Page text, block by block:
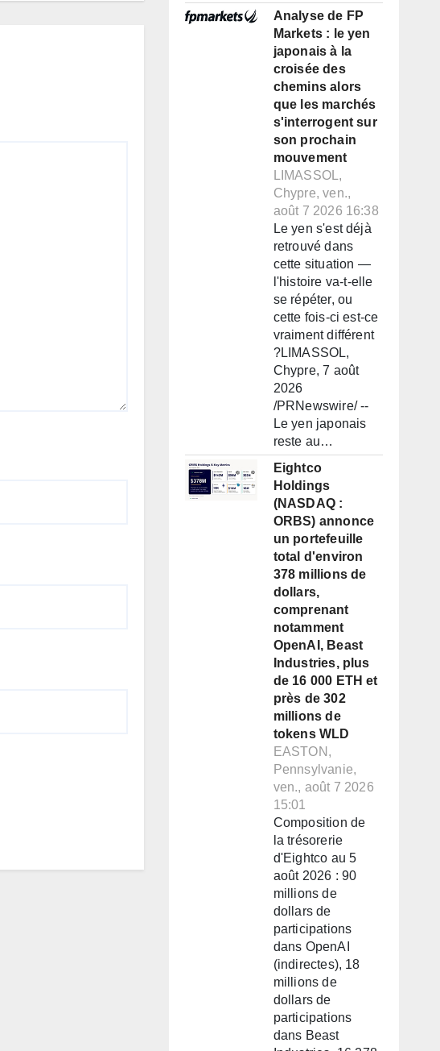
Analyse de FP
Markets : le yen
japonais à la
croisée des
chemins alors
que les marchés
s'interrogent sur
son prochain
mouvement
LIMASSOL,
Chypre, ven.,
août 7 2026 16:38
Le yen s'est déjà
retrouvé dans
cette situation —
l'histoire va-t-elle
se répéter, ou
cette fois-ci est-ce
vraiment différent
?LIMASSOL,
Chypre, 7 août
2026
/PRNewswire/ --
Le yen japonais
reste au…
Eightco
Holdings
(NASDAQ :
ORBS) annonce
un portefeuille
total d'environ
378 millions de
dollars,
comprenant
notamment
OpenAI, Beast
Industries, plus
de 16 000 ETH et
près de 302
millions de
tokens WLD
EASTON,
Pennsylvanie,
ven., août 7 2026
15:01
Composition de
la trésorerie
d'Eightco au 5
août 2026 : 90
millions de
dollars de
participations
dans OpenAI
(indirectes), 18
millions de
dollars de
participations
dans Beast